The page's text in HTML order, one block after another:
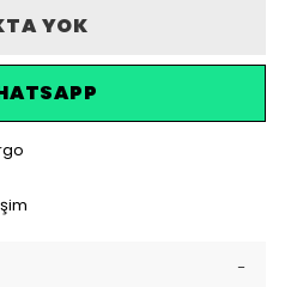
YOK